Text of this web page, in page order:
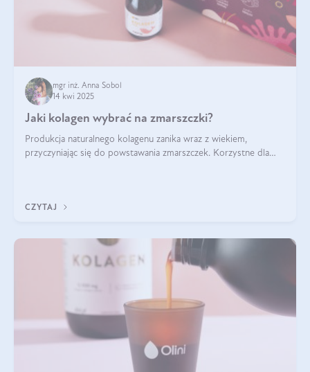
mgr inż. Anna Sobol
14 kwi 2025
Jaki kolagen wybrać na zmarszczki?
Produkcja naturalnego kolagenu zanika wraz z wiekiem,
przyczyniając się do powstawania zmarszczek. Korzystne dla
CZYTAJ